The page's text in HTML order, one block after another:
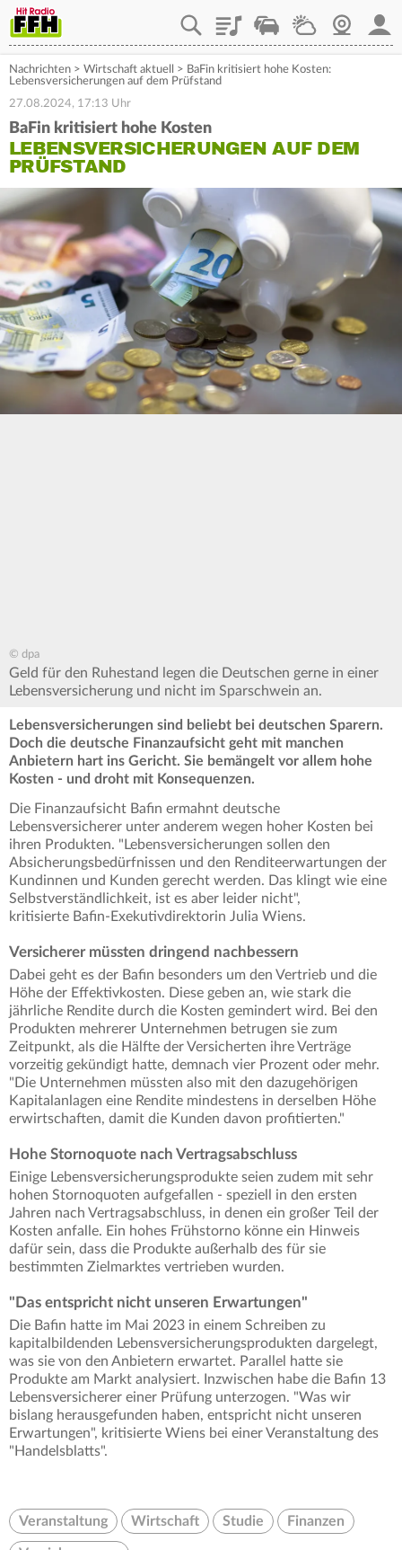
PlaylistStaupilotWetterWebcam
Nachrichten > Wirtschaft aktuell > BaFin kritisiert hohe Kosten:
Lebensversicherungen auf dem Prüfstand
27.08.2024, 17:13 Uhr
BaFin kritisiert hohe Kosten
LEBENSVERSICHERUNGEN AUF DEM
PRÜFSTAND
© dpa
Geld für den Ruhestand legen die Deutschen gerne in einer
Lebensversicherung und nicht im Sparschwein an.
Lebensversicherungen sind beliebt bei deutschen Sparern.
Doch die deutsche Finanzaufsicht geht mit manchen
Anbietern hart ins Gericht. Sie bemängelt vor allem hohe
Kosten - und droht mit Konsequenzen.
Die Finanzaufsicht Bafin ermahnt deutsche
Lebensversicherer unter anderem wegen hoher Kosten bei
ihren Produkten. "Lebensversicherungen sollen den
Absicherungsbedürfnissen und den Renditeerwartungen der
Kundinnen und Kunden gerecht werden. Das klingt wie eine
Selbstverständlichkeit, ist es aber leider nicht",
kritisierte Bafin-Exekutivdirektorin Julia Wiens.
Versicherer müssten dringend nachbessern
Dabei geht es der Bafin besonders um den Vertrieb und die
Höhe der Effektivkosten. Diese geben an, wie stark die
jährliche Rendite durch die Kosten gemindert wird. Bei den
Produkten mehrerer Unternehmen betrugen sie zum
Zeitpunkt, als die Hälfte der Versicherten ihre Verträge
vorzeitig gekündigt hatte, demnach vier Prozent oder mehr.
"Die Unternehmen müssten also mit den dazugehörigen
Kapitalanlagen eine Rendite mindestens in derselben Höhe
erwirtschaften, damit die Kunden davon profitierten."
Hohe Stornoquote nach Vertragsabschluss
Einige Lebensversicherungsprodukte seien zudem mit sehr
hohen Stornoquoten aufgefallen - speziell in den ersten
Jahren nach Vertragsabschluss, in denen ein großer Teil der
Kosten anfalle. Ein hohes Frühstorno könne ein Hinweis
dafür sein, dass die Produkte außerhalb des für sie
bestimmten Zielmarktes vertrieben wurden.
"Das entspricht nicht unseren Erwartungen"
Die Bafin hatte im Mai 2023 in einem Schreiben zu
kapitalbildenden Lebensversicherungsprodukten dargelegt,
was sie von den Anbietern erwartet. Parallel hatte sie
Produkte am Markt analysiert. Inzwischen habe die Bafin 13
Lebensversicherer einer Prüfung unterzogen. "Was wir
bislang herausgefunden haben, entspricht nicht unseren
Erwartungen", kritisierte Wiens bei einer Veranstaltung des
"Handelsblatts".
Veranstaltung Wirtschaft Studie Finanzen